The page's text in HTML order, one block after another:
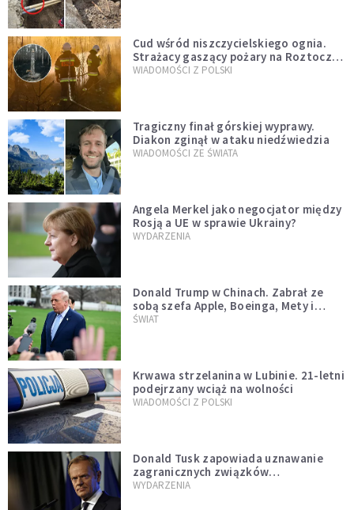
Cud wśród niszczycielskiego ognia.
Strażacy gaszący pożary na Roztoczu
opublikowali niezwykłe zdjęcie
WIADOMOŚCI Z POLSKI
Tragiczny finał górskiej wyprawy.
Diakon zginął w ataku niedźwiedzia
WIADOMOŚCI ZE ŚWIATA
Angela Merkel jako negocjator między
Rosją a UE w sprawie Ukrainy?
WYDARZENIA
Donald Trump w Chinach. Zabrał ze
sobą szefa Apple, Boeinga, Mety i
Muska
ŚWIAT
Krwawa strzelanina w Lubinie. 21-letni
podejrzany wciąż na wolności
WIADOMOŚCI Z POLSKI
Donald Tusk zapowiada uznawanie
zagranicznych związków
jednopłciowych. "Państwo oblało ten
WYDARZENIA